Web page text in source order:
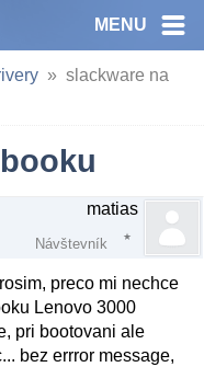
MENU
slackware na
matias
Návštevník
preco mi nechce
Lenovo 3000
pri bootovani ale
bez errror message,